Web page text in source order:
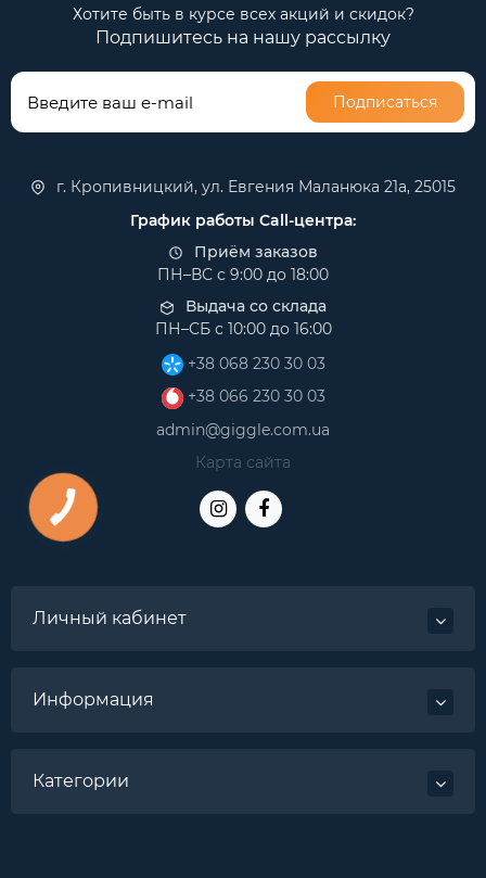
Хотите быть в курсе всех акций и скидок?
Подпишитесь на нашу рассылку
Подписаться
г. Кропивницкий, ул. Евгения Маланюка 21а, 25015
График работы Call-центра:
Приём заказов
ПН–ВС с 9:00 до 18:00
Выдача со склада
ПН–СБ с 10:00 до 16:00
+38 068 230 30 03
+38 066 230 30 03
admin@giggle.com.ua
Карта сайта
Личный кабинет
Информация
Категории